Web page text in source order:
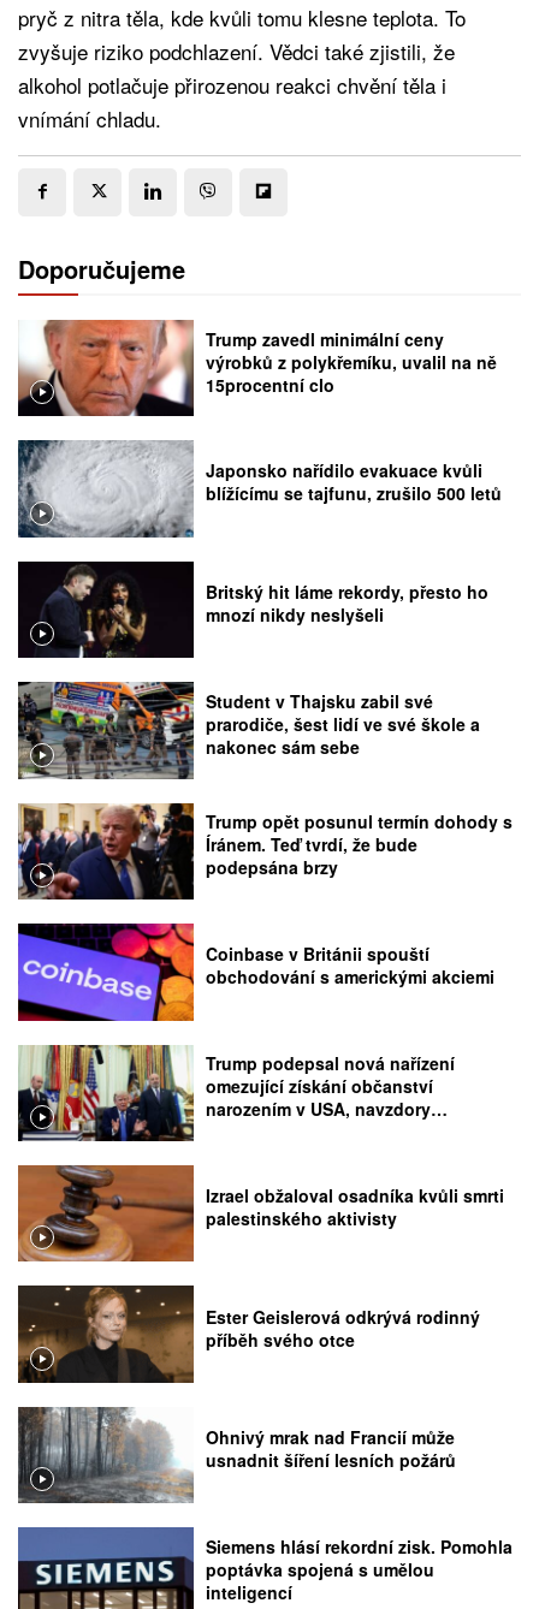
pryč z nitra těla, kde kvůli tomu klesne teplota. To
zvyšuje riziko podchlazení. Vědci také zjistili, že
alkohol potlačuje přirozenou reakci chvění těla i
vnímání chladu.
Doporučujeme
Trump zavedl minimální ceny
výrobků z polykřemíku, uvalil na ně
15procentní clo
Japonsko nařídilo evakuace kvůli
blížícímu se tajfunu, zrušilo 500 letů
Britský hit láme rekordy, přesto ho
mnozí nikdy neslyšeli
Student v Thajsku zabil své
prarodiče, šest lidí ve své škole a
nakonec sám sebe
Trump opět posunul termín dohody s
Íránem. Teď tvrdí, že bude
podepsána brzy
Coinbase v Británii spouští
obchodování s americkými akciemi
Trump podepsal nová nařízení
omezující získání občanství
narozením v USA, navzdory
Izrael obžaloval osadníka kvůli smrti
palestinského aktivisty
Ester Geislerová odkrývá rodinný
příběh svého otce
Ohnivý mrak nad Francií může
usnadnit šíření lesních požárů
Siemens hlásí rekordní zisk. Pomohla
poptávka spojená s umělou
inteligencí